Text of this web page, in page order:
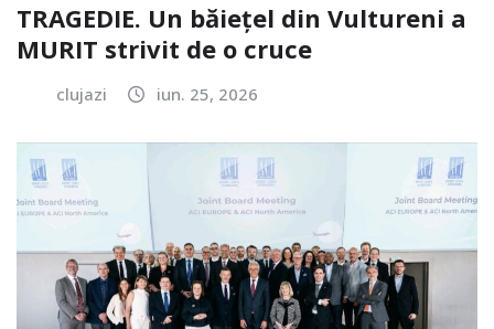
TRAGEDIE. Un băiețel din Vultureni a
MURIT strivit de o cruce
clujazi iun. 25, 2026